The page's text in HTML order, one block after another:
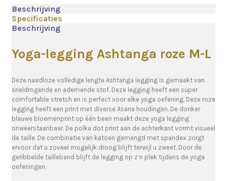
Beschrijving
Specificaties
Beschrijving
Yoga-legging Ashtanga roze M-L
Deze naadloze volledige lengte Ashtanga legging is gemaakt van
sneldrogende en ademende stof. Deze legging heeft een super
comfortable stretch en is perfect voor elke yoga oefening. Deze roze
legging heeft een print met diverse Asana houdingen. De donker
blauwe bloemenprint op één been maakt deze yoga legging
onweerstaanbaar. De polka dot print aan de achterkant vormt visueel
de taille. De combinatie van katoen gemengd met spandex zorgt
ervoor dat u zoveel mogelijk droog blijft terwijl u zweet. Door de
geribbelde tailleband blijft de legging op z’n plek tijdens de yoga
oefeningen.